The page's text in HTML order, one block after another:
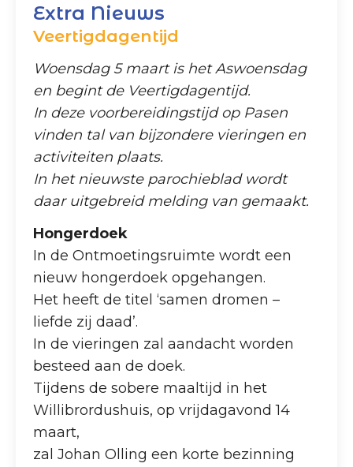
Extra Nieuws
Veertigdagentijd
Woensdag 5 maart is het Aswoensdag
en begint de Veertigdagentijd.
In deze voorbereidingstijd op Pasen
vinden tal van bijzondere vieringen en
activiteiten plaats.
In het nieuwste parochieblad wordt
daar uitgebreid melding van gemaakt.
Hongerdoek
In de Ontmoetingsruimte wordt een
nieuw hongerdoek opgehangen.
Het heeft de titel ‘samen dromen –
liefde zij daad’.
In de vieringen zal aandacht worden
besteed aan de doek.
Tijdens de sobere maaltijd in het
Willibrordushuis, op vrijdagavond 14
maart,
zal Johan Olling een korte bezinning